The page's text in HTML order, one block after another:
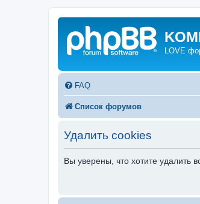
LOVE
FAQ
Список форумов
Удалить cookies
Вы уверены, что хотите удалить